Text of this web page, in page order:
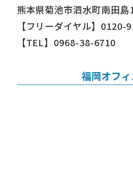
熊本県菊池市泗水町南田島
【フリーダイヤル】0120-
【TEL】0968-38-6710
福岡オフ